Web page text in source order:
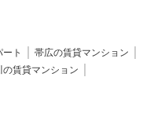
ト
帯広の賃貸マンション
の賃貸マンション